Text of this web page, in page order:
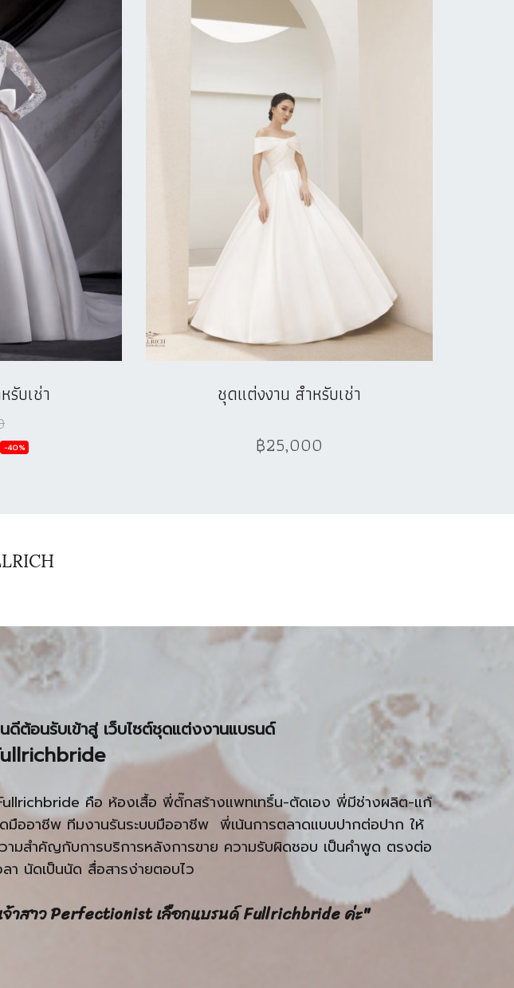
รับเช่า
-40%
ชุดแต่งงาน สำหรับเช่า
฿25,000
ดีต้อนรับเข้าสู่ เว็บไซต์ชุดแต่งงานแบรนด์
คือ ห้องเสื้อ พี่ตั๊กสร้างแพทเทริ์น-ตัดเอง พี่มีช่างผลิต-แก้
มืออาชีพ ทีมงานรันระบบมืออาชีพ พี่เน้นการตลาดแบบปากต่อปาก ให้
ามสำคัญกับการบริการหลังการขาย ความรับผิดชอบ เป็นคำพูด ตรงต่อ
ลา นัดเป็นนัด สื่อสารง่ายตอบไว
จ้าสาว Perfectionist เลือกแบรนด์ Fullrichbride ค่ะ"